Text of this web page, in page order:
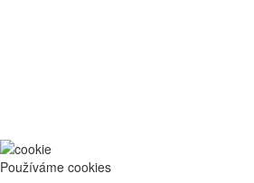
Používáme cookies